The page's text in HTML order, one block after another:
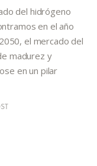
del hidrógeno
en el año
el mercado del
madurez y
en un pilar